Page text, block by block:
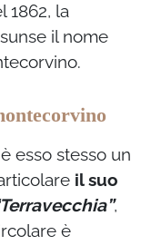
1862, la
il nome
esso stesso un
il suo
,
è